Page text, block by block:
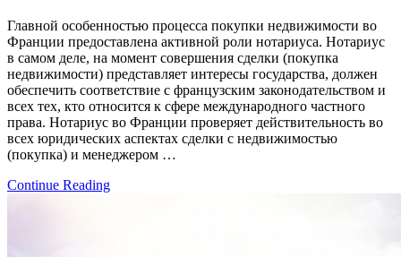
Главной особенностью процесса покупки недвижимости во
Франции предоставлена активной роли нотариуса. Нотариус
в самом деле, на момент совершения сделки (покупка
недвижимости) представляет интересы государства, должен
обеспечить соответствие с французским законодательством и
всех тех, кто относится к сфере международного частного
права. Нотариус во Франции проверяет действительность во
всех юридических аспектах сделки с недвижимостью
(покупка) и менеджером …
Continue Reading